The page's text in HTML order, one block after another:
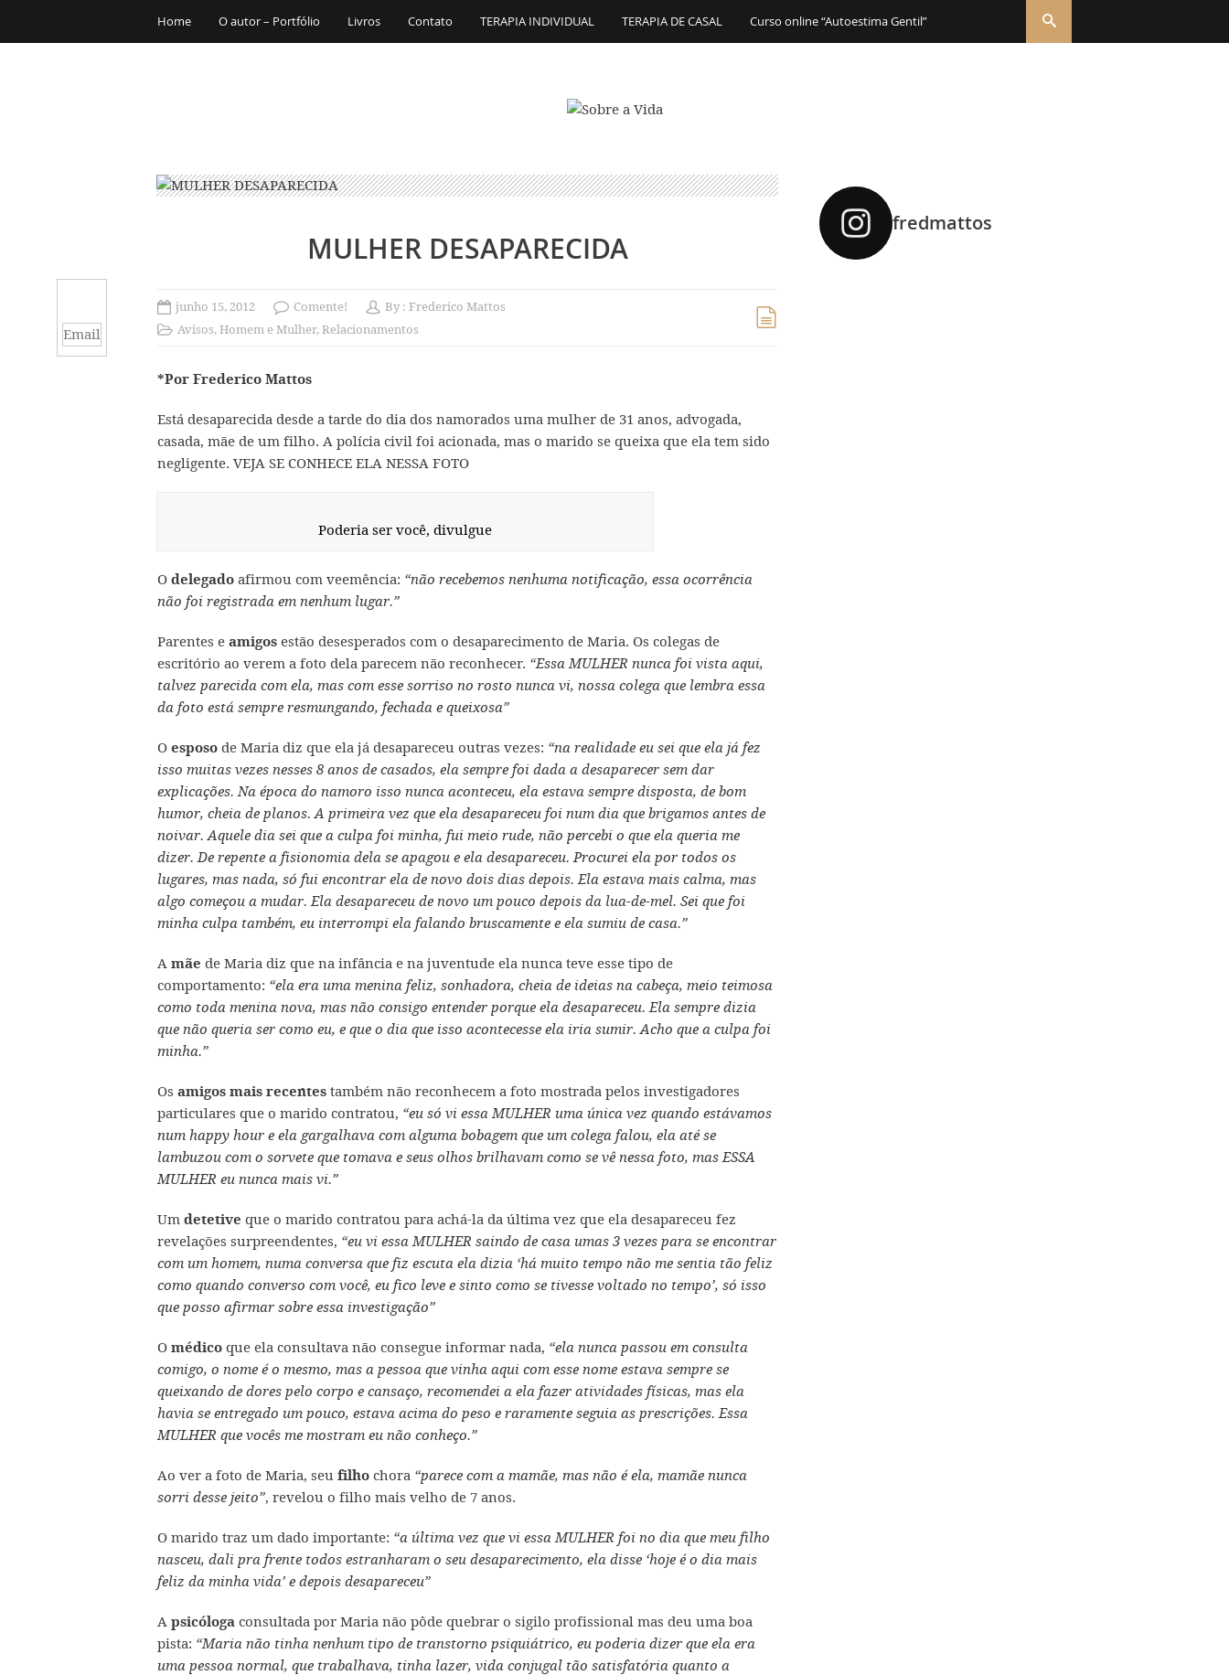
Home O autor – Portfólio Livros Contato TERAPIA INDIVIDUAL TERAPIA DE CASAL Curso online “Autoestima Gentil”
MULHER DESAPARECIDA
junho 15, 2012 Comente! By : Frederico Mattos
Avisos,Homem e Mulher,Relacionamentos
*Por Frederico Mattos
Está desaparecida desde a tarde do dia dos namorados uma mulher de 31 anos, advogada,
casada, mãe de um filho. A polícia civil foi acionada, mas o marido se queixa que ela tem sido
negligente. VEJA SE CONHECE ELA NESSA FOTO
Poderia ser você, divulgue
O delegado afirmou com veemência: “não recebemos nenhuma notificação, essa ocorrência
não foi registrada em nenhum lugar.”
Parentes e amigos estão desesperados com o desaparecimento de Maria. Os colegas de
escritório ao verem a foto dela parecem não reconhecer. “Essa MULHER nunca foi vista aqui,
talvez parecida com ela, mas com esse sorriso no rosto nunca vi, nossa colega que lembra essa
da foto está sempre resmungando, fechada e queixosa”
O esposo de Maria diz que ela já desapareceu outras vezes: “na realidade eu sei que ela já fez
isso muitas vezes nesses 8 anos de casados, ela sempre foi dada a desaparecer sem dar
explicações. Na época do namoro isso nunca aconteceu, ela estava sempre disposta, de bom
humor, cheia de planos. A primeira vez que ela desapareceu foi num dia que brigamos antes de
noivar. Aquele dia sei que a culpa foi minha, fui meio rude, não percebi o que ela queria me
dizer. De repente a fisionomia dela se apagou e ela desapareceu. Procurei ela por todos os
lugares, mas nada, só fui encontrar ela de novo dois dias depois. Ela estava mais calma, mas
algo começou a mudar. Ela desapareceu de novo um pouco depois da lua-de-mel. Sei que foi
minha culpa também, eu interrompi ela falando bruscamente e ela sumiu de casa.”
A mãe de Maria diz que na infância e na juventude ela nunca teve esse tipo de
comportamento: “ela era uma menina feliz, sonhadora, cheia de ideias na cabeça, meio teimosa
como toda menina nova, mas não consigo entender porque ela desapareceu. Ela sempre dizia
que não queria ser como eu, e que o dia que isso acontecesse ela iria sumir. Acho que a culpa foi
minha.”
Os amigos mais recentes também não reconhecem a foto mostrada pelos investigadores
particulares que o marido contratou, “eu só vi essa MULHER uma única vez quando estávamos
num happy hour e ela gargalhava com alguma bobagem que um colega falou, ela até se
lambuzou com o sorvete que tomava e seus olhos brilhavam como se vê nessa foto, mas ESSA
MULHER eu nunca mais vi.”
Um detetive que o marido contratou para achá-la da última vez que ela desapareceu fez
revelações surpreendentes, “eu vi essa MULHER saindo de casa umas 3 vezes para se encontrar
com um homem, numa conversa que fiz escuta ela dizia ‘há muito tempo não me sentia tão feliz
como quando converso com você, eu fico leve e sinto como se tivesse voltado no tempo’, só isso
que posso afirmar sobre essa investigação”
O médico que ela consultava não consegue informar nada, “ela nunca passou em consulta
comigo, o nome é o mesmo, mas a pessoa que vinha aqui com esse nome estava sempre se
queixando de dores pelo corpo e cansaço, recomendei a ela fazer atividades físicas, mas ela
havia se entregado um pouco, estava acima do peso e raramente seguia as prescrições. Essa
MULHER que vocês me mostram eu não conheço.”
Ao ver a foto de Maria, seu filho chora “parece com a mamãe, mas não é ela, mamãe nunca
sorri desse jeito”, revelou o filho mais velho de 7 anos.
O marido traz um dado importante: “a última vez que vi essa MULHER foi no dia que meu filho
nasceu, dali pra frente todos estranharam o seu desaparecimento, ela disse ‘hoje é o dia mais
feliz da minha vida’ e depois desapareceu”
A psicóloga consultada por Maria não pôde quebrar o sigilo profissional mas deu uma boa
pista: “Maria não tinha nenhum tipo de transtorno psiquiátrico, eu poderia dizer que ela era
uma pessoa normal, que trabalhava, tinha lazer, vida conjugal tão satisfatória quanto a
Email
fredmattos